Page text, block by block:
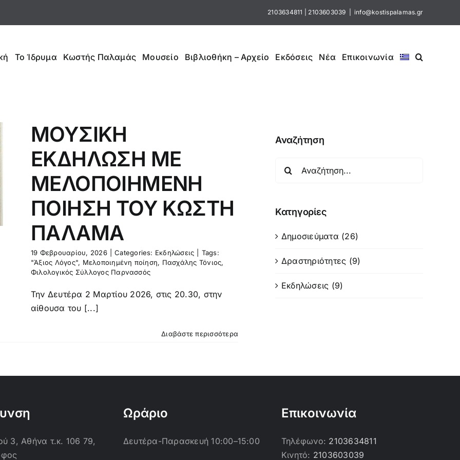
2103634811 2103603039 info@kostispalamas.gr
Το Ίδρυμα Κωστής Παλαμάς Μουσείο Βιβλιοθήκη – Αρχείο Εκδόσεις Νέα Επικοινωνία
ΜΟΥΣΙΚΗ
ΕΚΔΗΛΩΣΗ ΜΕ
ΜΕΛΟΠΟΙΗΜΕΝΗ
ΠΟΙΗΣΗ ΤΟΥ ΚΩΣΤΗ
ΠΑΛΑΜΑ
19 Φεβρουαρίου, 2026 Categories: Εκδηλώσεις
Tags:
"Άξιος Λόγος", Μελοποιημένη ποίηση, Πασχάλης Τόνιος,
Φιλολογικός Σύλλογος Παρνασσός
Την Δευτέρα 2 Μαρτίου 2026, στις 20.30, στην
αίθουσα του [...]
Διαβάστε περισσότερα
Αναζήτηση
Κατηγορίες
Δημοσιεύματα (26)
Δραστηριότητες (9)
Εκδηλώσεις (9)
3, Αθήνα τ.κ. 106 79,
Ωράριο
Δευτέρα-Παρασκευή 10:00–15:00
Επικοινωνία
Τηλέφωνο: 2103634811
Κινητό: 2103603039